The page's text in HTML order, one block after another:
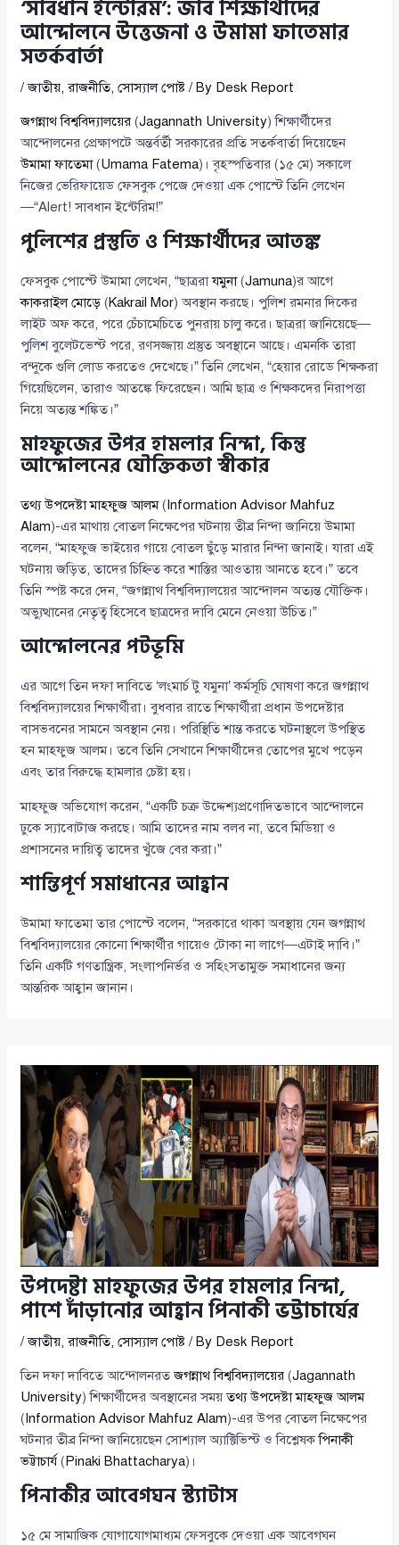
‘সাবধান ইন্টেরিম’: জবি শিক্ষার্থীদের
আন্দোলনে উত্তেজনা ও উমামা ফাতেমার
সতর্কবার্তা
/জাতীয়,রাজনীতি,সোস্যাল পোষ্ট / By Desk Report
জগন্নাথ বিশ্ববিদ্যালয়ের (Jagannath University) শিক্ষার্থীদের
আন্দোলনের প্রেক্ষাপটে অন্তর্বর্তী সরকারের প্রতি সতর্কবার্তা দিয়েছেন
উমামা ফাতেমা(Umama Fatema)। বৃহস্পতিবার (১৫ মে) সকালে
নিজের ভেরিফায়েড ফেসবুক পেজে দেওয়া এক পোস্টে তিনি লেখেন
—“Alert! সাবধান ইন্টেরিম!”
পুলিশের প্রস্তুতি ও শিক্ষার্থীদের আতঙ্ক
ফেসবুক পোস্টে উমামা লেখেন, “ছাত্ররাযমুনা(Jamuna)র আগে
কাকরাইল মোড়ে (Kakrail Mor) অবস্থান করছে। পুলিশ রমনার দিকের
লাইট অফ করে, পরে চেঁচামেচিতে পুনরায় চালু করে। ছাত্ররা জানিয়েছে—
পুলিশ বুলেটভেস্ট পরে, রণসজ্জায় প্রস্তুত অবস্থানে আছে। এমনকি তারা
বন্দুকে গুলি লোড করতেও দেখেছে।” তিনি লেখেন, “হেয়ার রোডে শিক্ষকরা
গিয়েছিলেন, তারাও আতঙ্কে ফিরেছেন। আমি ছাত্র ও শিক্ষকদের নিরাপত্তা
নিয়ে অত্যন্ত শঙ্কিত।”
মাহফুজের উপর হামলার নিন্দা, কিন্তু
আন্দোলনের যৌক্তিকতা স্বীকার
তথ্য উপদেষ্টা মাহফুজ আলম( Information Advisor Mahfuz
Alam)-এর মাথায় বোতল নিক্ষেপের ঘটনায় তীব্র নিন্দা জানিয়ে উমামা
বলেন, “মাহফুজ ভাইয়ের গায়ে বোতল ছুঁড়ে মারার নিন্দা জানাই। যারা এই
ঘটনায় জড়িত, তাদের চিহ্নিত করে শাস্তির আওতায় আনতে হবে।” তবে
তিনি স্পষ্ট করে দেন, “জগন্নাথ বিশ্ববিদ্যালয়ের আন্দোলন অত্যন্ত যৌক্তিক।
অভ্যুত্থানের নেতৃত্ব হিসেবে ছাত্রদের দাবি মেনে নেওয়া উচিত।”
আন্দোলনের পটভূমি
এর আগে তিন দফা দাবিতে ‘লংমার্চ টু যমুনা’ কর্মসূচি ঘোষণা করে জগন্নাথ
বিশ্ববিদ্যালয়ের শিক্ষার্থীরা। বুধবার রাতে শিক্ষার্থীরা প্রধান উপদেষ্টার
বাসভবনের সামনে অবস্থান নেয়। পরিস্থিতি শান্ত করতে ঘটনাস্থলে উপস্থিত
হন মাহফুজ আলম। তবে তিনি সেখানে শিক্ষার্থীদের তোপের মুখে পড়েন
এবং তার বিরুদ্ধে হামলার চেষ্টা হয়।
মাহফুজ অভিযোগ করেন, “একটি চক্র উদ্দেশ্যপ্রণোদিতভাবে আন্দোলনে
ঢুকে স্যাবোটাজ করছে। আমি তাদের নাম বলব না, তবে মিডিয়া ও
প্রশাসনের দায়িত্ব তাদের খুঁজে বের করা।”
শান্তিপূর্ণ সমাধানের আহ্বান
উমামা ফাতেমা তার পোস্টে বলেন, “সরকারে থাকা অবস্থায় যেন জগন্নাথ
বিশ্ববিদ্যালয়ের কোনো শিক্ষার্থীর গায়েও টোকা না লাগে—এটাই দাবি।”
তিনি একটি গণতান্ত্রিক, সংলাপনির্ভর ও সহিংসতামুক্ত সমাধানের জন্য
আন্তরিক আহ্বান জানান।
উপদেষ্টা মাহফুজের উপর হামলার নিন্দা,
পাশে দাঁড়ানোর আহ্বান পিনাকী ভট্টাচার্যের
/জাতীয়,রাজনীতি,সোস্যাল পোষ্ট / By Desk Report
তিন দফা দাবিতে আন্দোলনরতজগন্নাথ বিশ্ববিদ্যালয়ের (Jagannath
University) শিক্ষার্থীদের অবস্থানের সময়তথ্য উপদেষ্টা মাহফুজ আলম
( Information Advisor Mahfuz Alam)-এর উপর বোতল নিক্ষেপের
ঘটনার তীব্র নিন্দা জানিয়েছেন সোশ্যাল অ্যাক্টিভিস্ট ও বিশ্লেষকপিনাকী
ভট্টাচার্য ( Pinaki Bhattacharya)।
পিনাকীর আবেগঘন স্ট্যাটাস
১৫ মে সামাজিক যোগাযোগমাধ্যম ফেসবুকে দেওয়া এক আবেগঘন